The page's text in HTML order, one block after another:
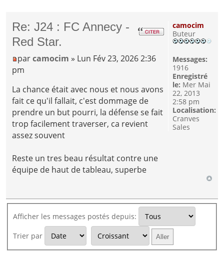
Re: J24 : FC Annecy -
Red Star.
parcamocim » Lun Fév 23, 2026 2:36
pm
La chance était avec nous et nous avons
fait ce qu'il fallait, c'est dommage de
prendre un but pourri, la défense se fait
trop facilement traverser, ca revient
assez souvent
Reste un tres beau résultat contre une
équipe de haut de tableau, superbe
camocim
Buteur
Messages:
1916
Enregistré
le: Mer Mai
22, 2013
2:58 pm
Localisation:
Cranves
Sales
Afficher les messages postés depuis:
Trier par